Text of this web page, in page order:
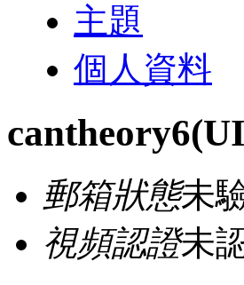
主題
個人資料
cantheory6
郵箱狀態未
視頻認證未